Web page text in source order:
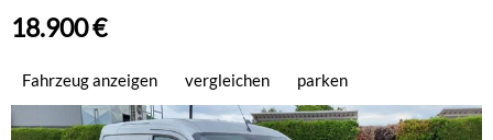
18.900 €
Fahrzeug anzeigen vergleichen parken